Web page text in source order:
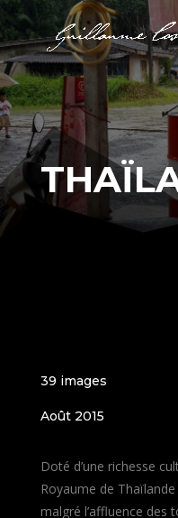
39 images
Août 2015
Doté d’une richesse
Royaume de
malgré l’affluence des